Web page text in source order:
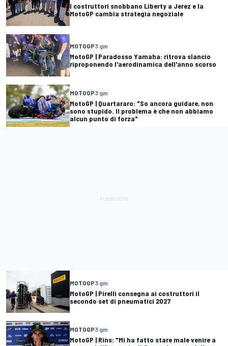
I costruttori snobbano Liberty a Jerez e la
MotoGP cambia strategia negoziale
MOTOGP3 gm
MotoGP | Paradosso Yamaha: ritrova slancio
riproponendo l'aerodinamica dell'anno scorso
MOTOGP3 gm
MotoGP | Quartararo: "So ancora guidare, non
sono stupido. Il problema è che non abbiamo
alcun punto di forza"
MOTOGP3 gm
MotoGP | Pirelli consegna ai costruttori il
secondo set di pneumatici 2027
MOTOGP3 gm
MotoGP | Rins: "Mi ha fatto stare male venire a